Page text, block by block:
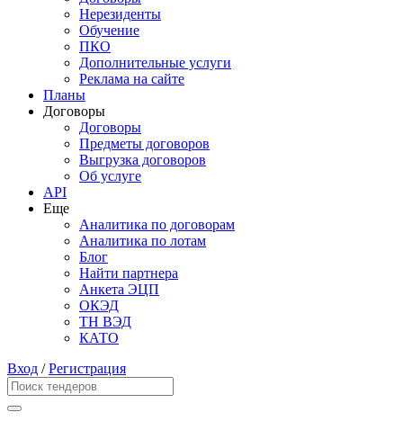
Нерезиденты
Обучение
ПКО
Дополнительные услуги
Реклама на сайте
Планы
Договоры
Договоры
Предметы договоров
Выгрузка договоров
Об услуге
API
Еще
Аналитика по договорам
Аналитика по лотам
Блог
Найти партнера
Анкета ЭЦП
ОКЭД
ТН ВЭД
КАТО
Вход /Регистрация